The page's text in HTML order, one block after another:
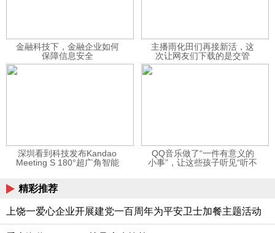
金融科技下，金融企业如何
保障信息安全
主播雨化田们再接新活，这
次让网友们下载的是交管
12123APP
深圳看到科技发布Kandao
Meeting S 180°超广角智能
QQ音乐做了“一件有意义的
小事”，让这些孩子听见“听不
精彩推荐
上饶一爱心企业开展建党一百周年为平安卫士加餐主题活动